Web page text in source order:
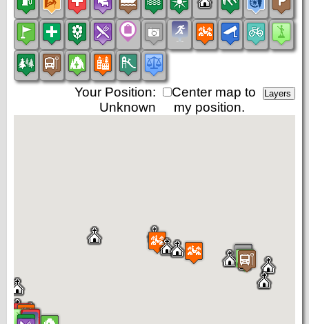
Center map to
my position.
Your Position:
Unknown